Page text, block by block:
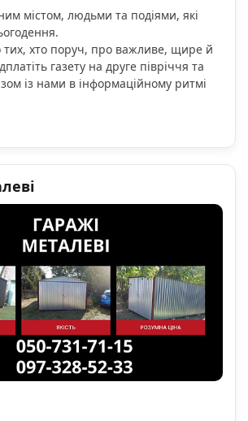
містом, людьми та подіями, які
хто поруч, про важливе, щире й
газету на друге півріччя та
із нами в інформаційному ритмі